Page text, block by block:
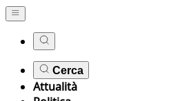
Cerca
Attualità